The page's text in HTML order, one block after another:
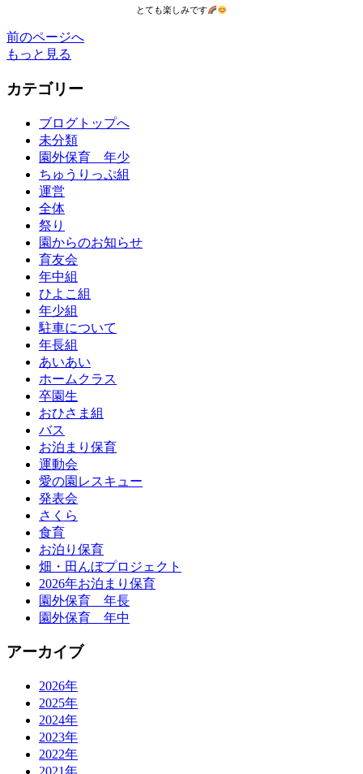
とても楽しみです
前のページへ
もっと見る
カテゴリー
ブログトップへ
未分類
園外保育 年少
ちゅうりっぷ組
運営
全体
祭り
園からのお知らせ
育友会
年中組
ひよこ組
年少組
駐車について
年長組
あいあい
ホームクラス
卒園生
おひさま組
バス
お泊まり保育
運動会
愛の園レスキュー
発表会
さくら
食育
お泊り保育
畑・田んぼプロジェクト
2026年お泊まり保育
園外保育 年長
園外保育 年中
アーカイブ
2026年
2025年
2024年
2023年
2022年
2021年